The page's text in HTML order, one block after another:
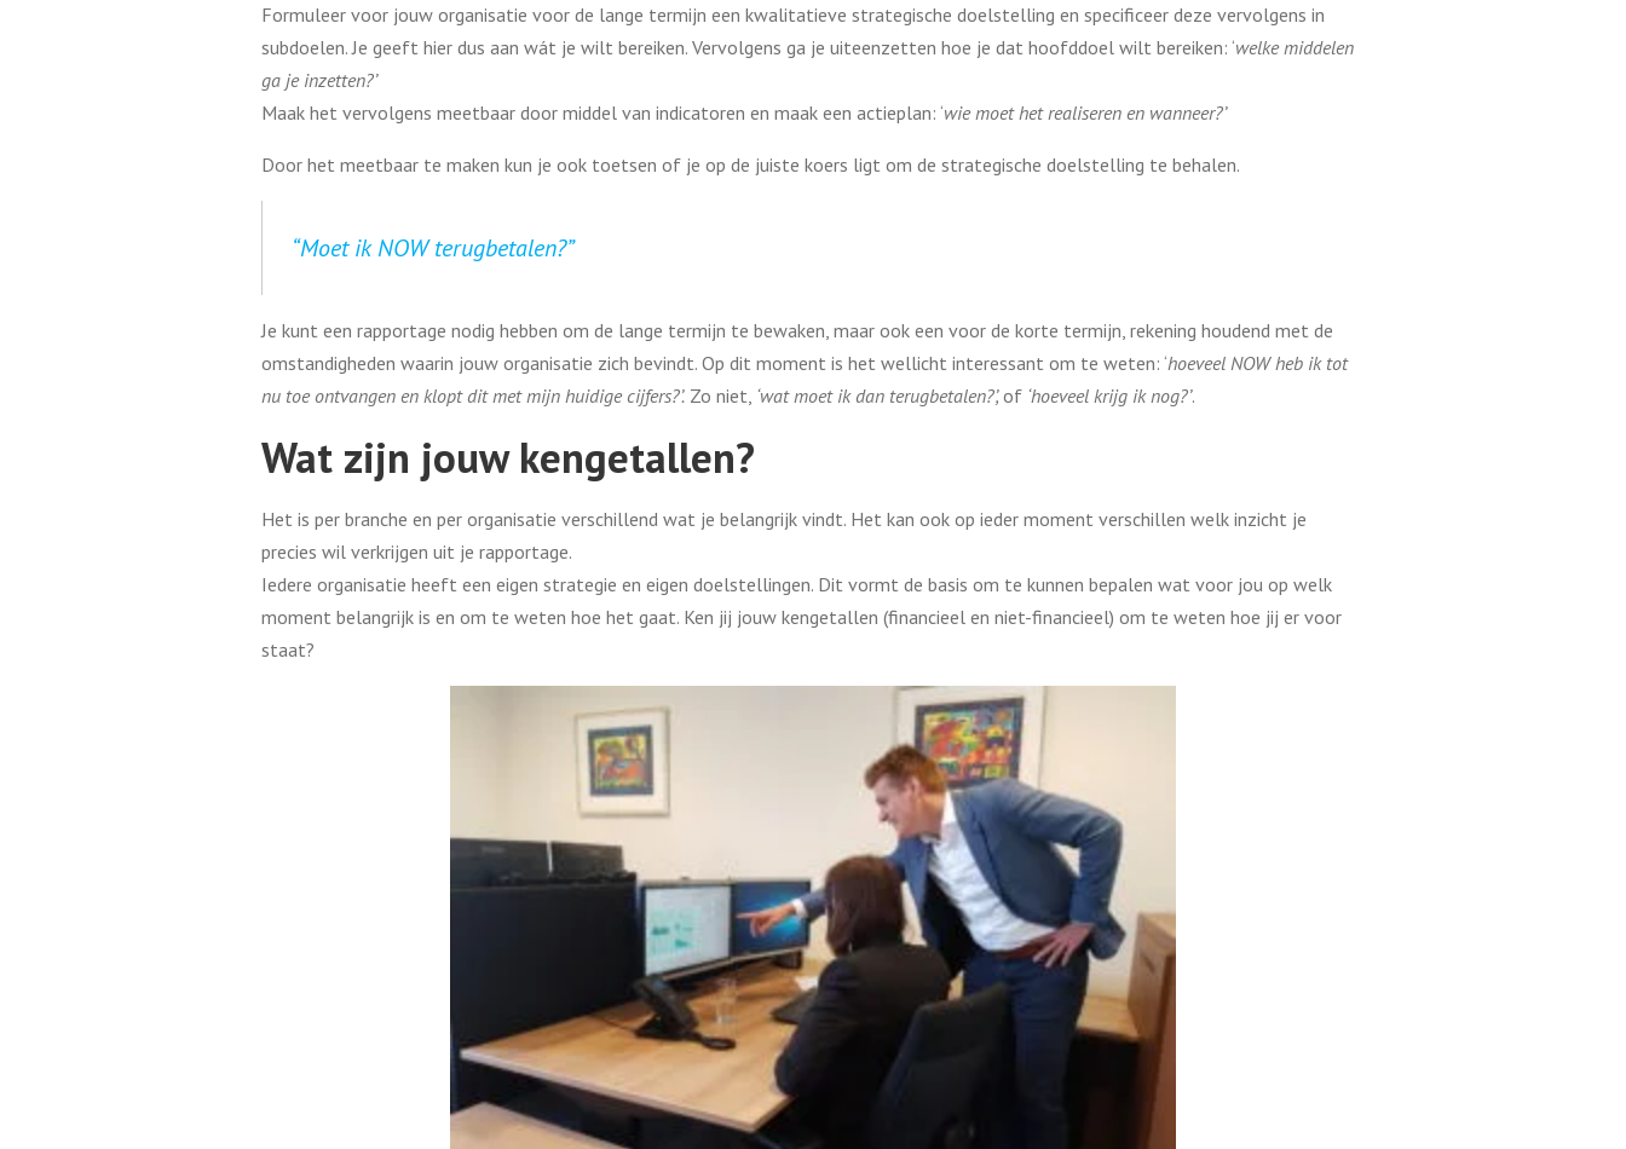
Formuleer voor jouw organisatie voor de lange termijn een kwalitatieve strategische doelstelling en specificeer deze vervolgens in
subdoelen. Je geeft hier dus aan wát je wilt bereiken. Vervolgens ga je uiteenzetten hoe je dat hoofddoel wilt bereiken: ‘welke middelen
ga je inzetten?’
Maak het vervolgens meetbaar door middel van indicatoren en maak een actieplan: ‘wie moet het realiseren en wanneer?’
Door het meetbaar te maken kun je ook toetsen of je op de juiste koers ligt om de strategische doelstelling te behalen.
“Moet ik NOW terugbetalen?”
Je kunt een rapportage nodig hebben om de lange termijn te bewaken, maar ook een voor de korte termijn, rekening houdend met de
omstandigheden waarin jouw organisatie zich bevindt. Op dit moment is het wellicht interessant om te weten: ‘hoeveel NOW heb ik tot
nu toe ontvangen en klopt dit met mijn huidige cijfers?’.Zo niet, ‘wat moet ik dan terugbetalen?’,of ‘hoeveel krijg ik nog?’.
Wat zijn jouw kengetallen?
Het is per branche en per organisatie verschillend wat je belangrijk vindt. Het kan ook op ieder moment verschillen welk inzicht je
precies wil verkrijgen uit je rapportage.
Iedere organisatie heeft een eigen strategie en eigen doelstellingen. Dit vormt de basis om te kunnen bepalen wat voor jou op welk
moment belangrijk is en om te weten hoe het gaat. Ken jij jouw kengetallen (financieel en niet-financieel) om te weten hoe jij er voor
staat?